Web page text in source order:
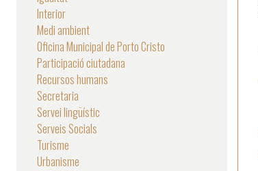
Interior
Medi ambient
Oficina Municipal de Porto Cristo
Participació ciutadana
Recursos humans
Secretaria
Servei lingüístic
Serveis Socials
Turisme
Urbanisme